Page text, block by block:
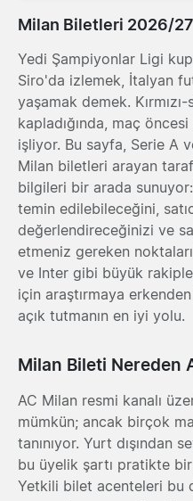
Milan Biletleri 2026/27
Yedi Şampiyonlar Ligi
Siro'da izlemek, İtalyan
yaşamak demek.
kapladığında, maç
işliyor. Bu sayfa, Serie A
Milan biletleri arayan
bilgileri bir arada
temin edilebileceğini,
değerlendireceğinizi ve
etmeniz gereken
ve Inter gibi büyük
için araştırmaya
açık tutmanın en iyi yolu.
Milan Bileti Nereden
AC Milan resmi kanalı
mümkün; ancak birçok
tanınıyor. Yurt dışından
bu üyelik şartı pratikte
Yetkili bilet acenteleri bu